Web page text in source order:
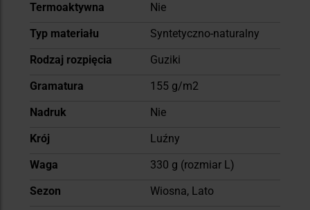
Termoaktywna
Nie
Typ materiału
Syntetyczno-naturalny
Rodzaj rozpięcia
Guziki
Gramatura
155 g/m2
Nadruk
Nie
Krój
Luźny
Waga
330 g (rozmiar L)
Sezon
Wiosna, Lato